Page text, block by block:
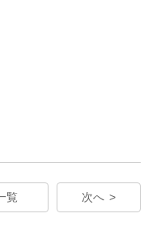
覧 次へ